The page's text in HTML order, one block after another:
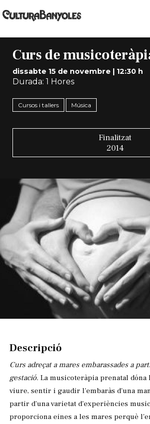
Curs de
dissabte 15 de novembre| 12:30 h
Durada: 1 Hores
Cursos i tallers Música
Finalitzat
2014
Descripció
Curs adreçat a mares embarassades a
gestació. La musicoteràpia prenatal
viure, sentir i gaudir l'embaràs d'una
partir d'una varietat d'experiències
proporciona eines a les mares perquè